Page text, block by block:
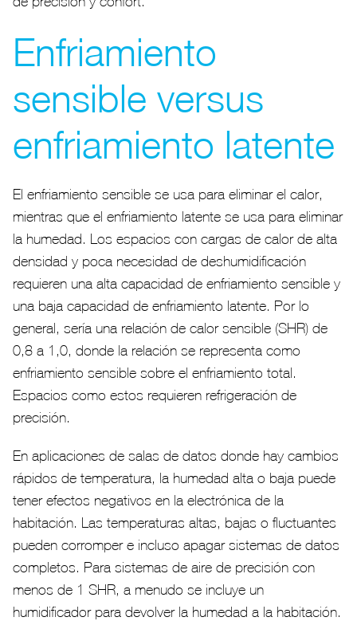
Enfriamiento
sensible versus
enfriamiento latente
El enfriamiento sensible se usa para eliminar el calor,
mientras que el enfriamiento latente se usa para eliminar
la humedad. Los espacios con cargas de calor de alta
densidad y poca necesidad de deshumidificación
requieren una alta capacidad de enfriamiento sensible y
una baja capacidad de enfriamiento latente. Por lo
general, sería una relación de calor sensible (SHR) de
0,8 a 1,0, donde la relación se representa como
enfriamiento sensible sobre el enfriamiento total.
Espacios como estos requieren refrigeración de
precisión.
En aplicaciones de salas de datos donde hay cambios
rápidos de temperatura, la humedad alta o baja puede
tener efectos negativos en la electrónica de la
habitación. Las temperaturas altas, bajas o fluctuantes
pueden corromper e incluso apagar sistemas de datos
completos. Para sistemas de aire de precisión con
menos de 1 SHR, a menudo se incluye un
humidificador para devolver la humedad a la habitación.